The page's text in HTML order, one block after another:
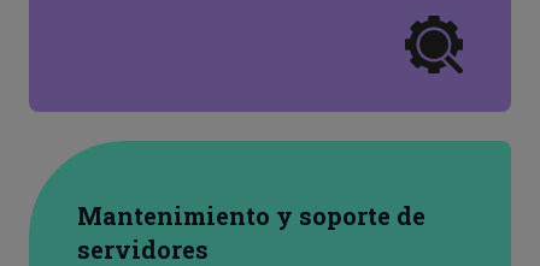
Mantenimiento y soporte de
servidores